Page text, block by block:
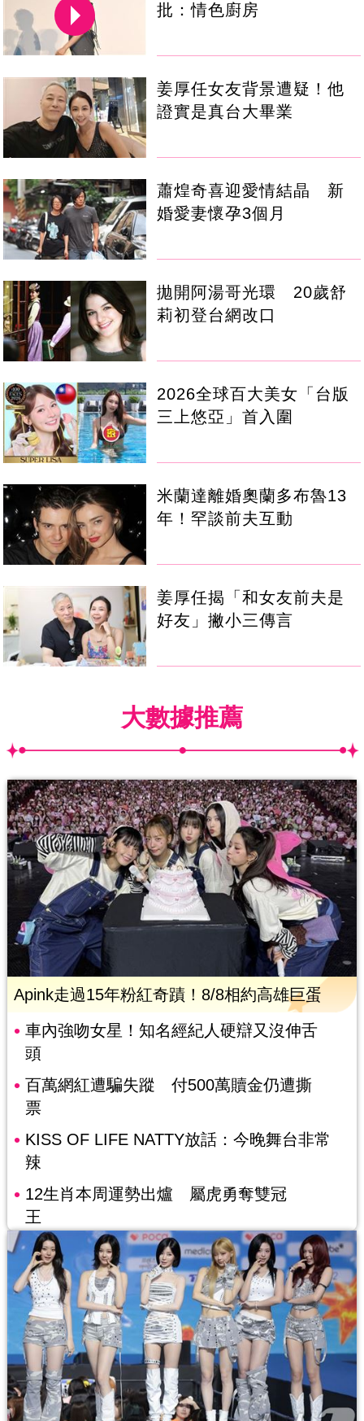
批：情色廚房
姜厚任女友背景遭疑！他
證實是真台大畢業
蕭煌奇喜迎愛情結晶 新
婚愛妻懷孕3個月
拋開阿湯哥光環 20歲舒
莉初登台網改口
2026全球百大美女「台版
三上悠亞」首入圍
米蘭達離婚奧蘭多布魯13
年！罕談前夫互動
姜厚任揭「和女友前夫是
好友」撇小三傳言
大數據推薦
Apink走過15年粉紅奇蹟！8/8相約高雄巨蛋
車內強吻女星！知名經紀人硬辯又沒伸舌
頭
百萬網紅遭騙失蹤 付500萬贖金仍遭撕
票
KISS OF LIFE NATTY放話：今晚舞台非常
辣
12生肖本周運勢出爐 屬虎勇奪雙冠
王